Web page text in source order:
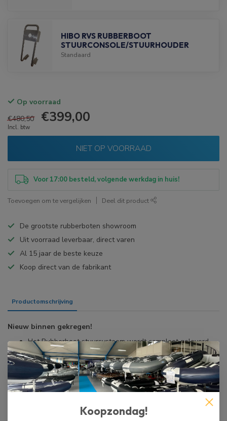
HIBO RVS RUBBERBOOT
STUURCONSOLE/STUURHOUDER
Standaard
Op voorraad
€480,50
€399,00
Incl. btw
NIET OP VOORRAAD
Voor 17:00 besteld, volgende werkdag in huis!
Toevoegen om te vergelijken Deel dit product
De grootste rubberboten showroom
Uit voorraad leverbaar, direct varen
Al 15 jaar de beste keuze
Koop direct van de fabrikant
Productomschrijving
Nieuw binnen gekregen!
Het Rubberboot stuursysteem wordt compleet geleverd,
het pakket bestaat uit: RVS stuurhouder, stuurhuis, M58
stuurkabel en stuurwiel.
De RVS stuurhouder is gemaakt van SUS316 en daardoor
is het zoutwater bestendig.
De HIBO RVS stuurhouder heeft een zeer nette afwerking.
Hoogte van het RVS stuurhouder is 82 cm, de breedte is
20 cm en de diameter van de buis is 32 mm.
Koopzondag!